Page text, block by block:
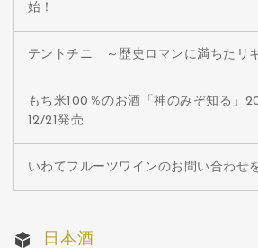
始！
テントチニ ～歴史ロマンに満ちたリ
もち米100％のお酒「神のみぞ知る」
12/21発売
いわてフルーツワインのお問い合わせ
日本酒